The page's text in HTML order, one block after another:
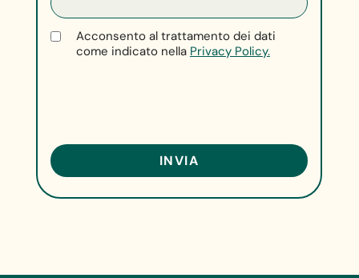
Acconsento al trattamento dei dati
come indicato nella Privacy Policy.